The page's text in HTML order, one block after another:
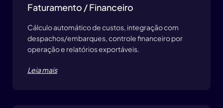
Faturamento / Financeiro
Cálculo automático de custos, integração com
despachos/embarques, controle financeiro por
operação e relatórios exportáveis.
Leia mais